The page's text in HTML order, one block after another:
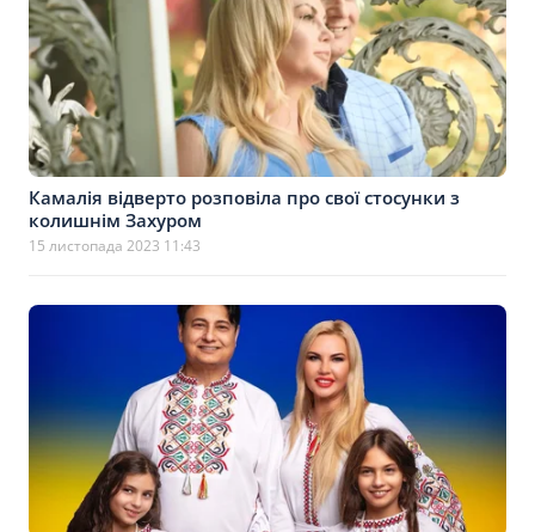
Камалія відверто розповіла про свої стосунки з
колишнім Захуром
15 листопада 2023 11:43